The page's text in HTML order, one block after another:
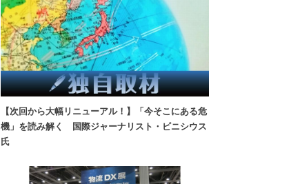
【次回から大幅リニューアル！】「今そこにある危
機」を読み解く 国際ジャーナリスト・ビニシウス
氏